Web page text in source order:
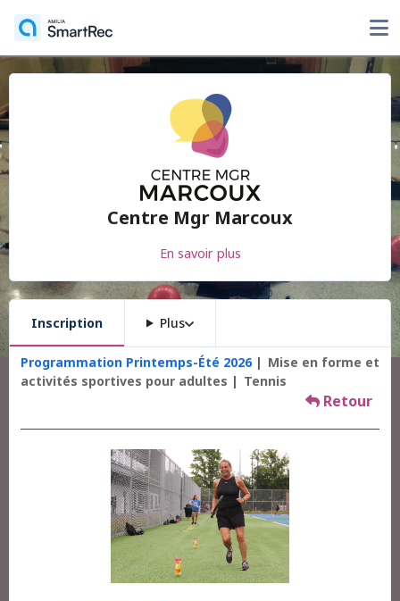
Centre Mgr Marcoux
En savoir plus
Inscription Plus
Programmation Printemps-Été 2026
Mise en forme et
activités sportives pour adultes
Tennis
Retour